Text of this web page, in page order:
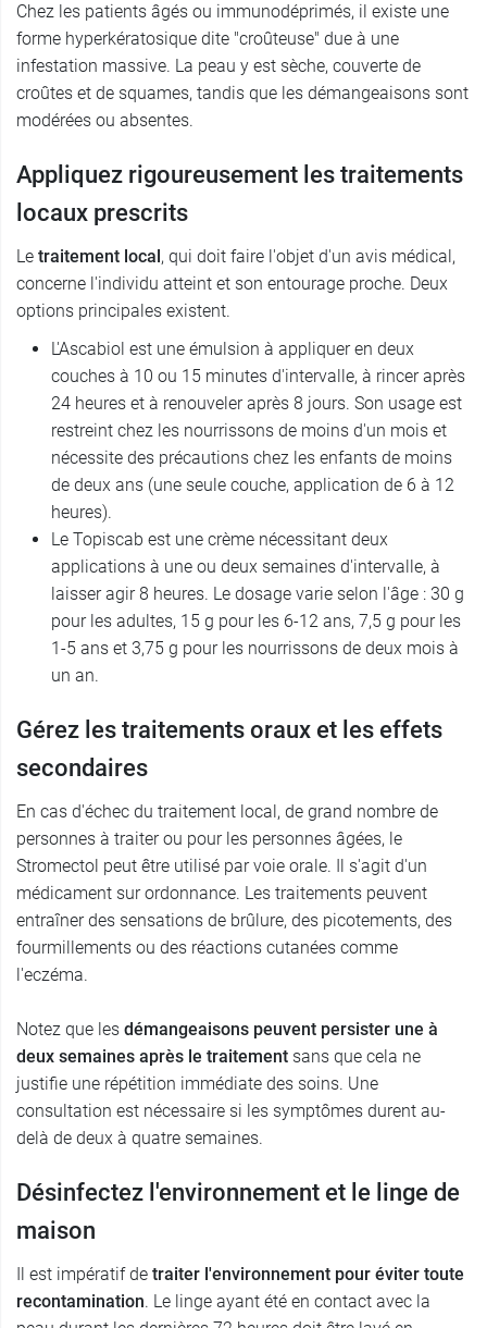
Chez les patients âgés ou immunodéprimés, il existe une
forme hyperkératosique dite "croûteuse" due à une
infestation massive. La peau y est sèche, couverte de
croûtes et de squames, tandis que les démangeaisons sont
modérées ou absentes.
Appliquez rigoureusement les traitements
locaux prescrits
Le traitement local , qui doit faire l'objet d'un avis médical,
concerne l'individu atteint et son entourage proche. Deux
options principales existent.
L'Ascabiol est une émulsion à appliquer en deux
couches à 10 ou 15 minutes d'intervalle, à rincer après
24 heures et à renouveler après 8 jours. Son usage est
restreint chez les nourrissons de moins d'un mois et
nécessite des précautions chez les enfants de moins
de deux ans (une seule couche, application de 6 à 12
heures).
Le Topiscab est une crème nécessitant deux
applications à une ou deux semaines d'intervalle, à
laisser agir 8 heures. Le dosage varie selon l'âge : 30 g
pour les adultes, 15 g pour les 6-12 ans, 7,5 g pour les
1-5 ans et 3,75 g pour les nourrissons de deux mois à
un an.
Gérez les traitements oraux et les effets
secondaires
En cas d'échec du traitement local, de grand nombre de
personnes à traiter ou pour les personnes âgées, le
Stromectol peut être utilisé par voie orale. Il s'agit d'un
médicament sur ordonnance. Les traitements peuvent
entraîner des sensations de brûlure, des picotements, des
fourmillements ou des réactions cutanées comme
l'eczéma.
Notez que les démangeaisons peuvent persister une à
deux semaines après le traitement sans que cela ne
justifie une répétition immédiate des soins. Une
consultation est nécessaire si les symptômes durent au-
delà de deux à quatre semaines.
Désinfectez l'environnement et le linge de
maison
Il est impératif de traiter l'environnement pour éviter toute
recontamination. Le linge ayant été en contact avec la